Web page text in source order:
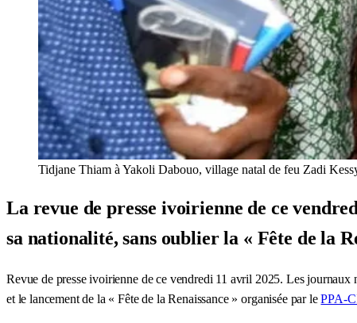
Tidjane Thiam à Yakoli Dabouo, village natal de feu Zadi
La revue de presse ivoirienne de ce
sa nationalité, sans oublier la « Fête de la
Revue de presse ivoirienne de ce vendredi 11 avril 2025. Les journaux
et le lancement de la « Fête de la Renaissance » organisée par lePPA-